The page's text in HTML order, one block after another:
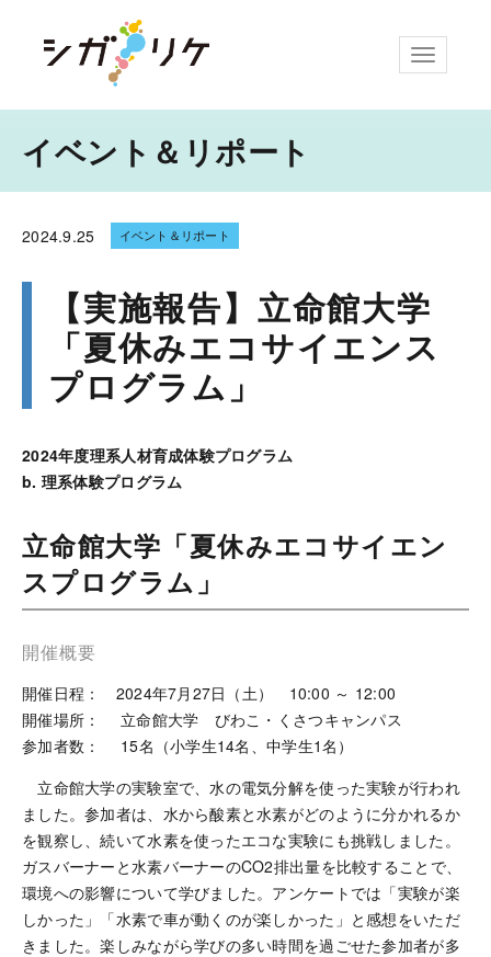
ナビゲー
イベント＆リポート
2024.9.25 イベント＆リポート
【実施報告】立命館大学
「夏休みエコサイエンス
プログラム」
2024年度理系人材育成体験プログラム
b. 理系体験プログラム
立命館大学「夏休みエコサイエン
スプログラム」
開催概要
開催日程： 2024年7月27日（土） 10:00 ～ 12:00
開催場所： 立命館大学 びわこ・くさつキャンパス
参加者数： 15名（小学生14名、中学生1名）
立命館大学の実験室で、水の電気分解を使った実験が行われ
ました。参加者は、水から酸素と水素がどのように分かれるか
を観察し、続いて水素を使ったエコな実験にも挑戦しました。
ガスバーナーと水素バーナーのCO2排出量を比較することで、
環境への影響について学びました。アンケートでは「実験が楽
しかった」「水素で車が動くのが楽しかった」と感想をいただ
きました。楽しみながら学びの多い時間を過ごせた参加者が多